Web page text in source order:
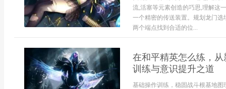
流,活塞等元素创造的巧思,理解这
一个精密的传送装置。规划龙门
两个端点找到合适的位...
在和平精英怎么练，
训练与意识提升之道
基础操作训练，稳固战斗根基地